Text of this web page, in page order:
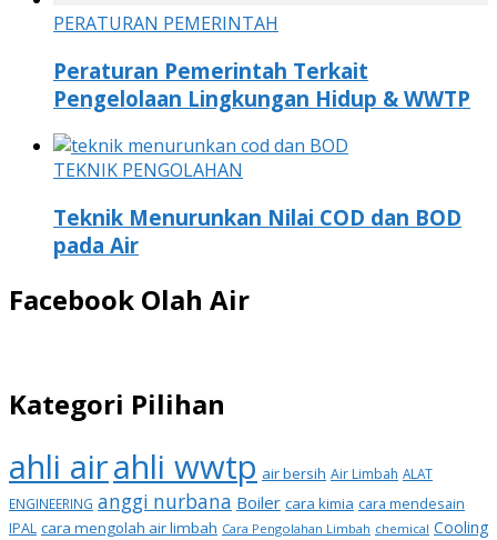
PERATURAN PEMERINTAH
Peraturan Pemerintah Terkait
Pengelolaan Lingkungan Hidup & WWTP
TEKNIK PENGOLAHAN
Teknik Menurunkan Nilai COD dan BOD
pada Air
Facebook Olah Air
Kategori Pilihan
ahli airahli wwtp air bersih Air Limbah ALAT
ENGINEERING anggi nurbana Boiler cara kimia cara mendesain
IPAL cara mengolah air limbah Cara Pengolahan Limbah chemical Cooling